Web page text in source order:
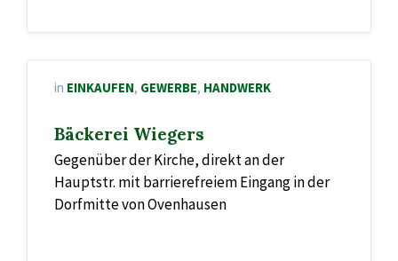
in EINKAUFEN, GEWERBE, HANDWERK
Bäckerei Wiegers
Gegenüber der Kirche, direkt an der
Hauptstr. mit barrierefreiem Eingang in der
Dorfmitte von Ovenhausen